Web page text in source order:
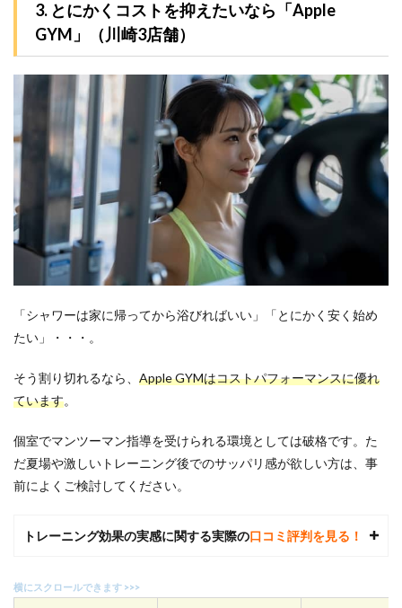
3. とにかくコストを抑えたいなら「Apple
GYM」（川崎3店舗）
「シャワーは家に帰ってから浴びればいい」「とにかく安く始め
たい」・・・。
そう割り切れるなら、 Apple GYMはコストパフォーマンスに優れ
ています。
個室でマンツーマン指導を受けられる環境としては破格です。た
だ夏場や激しいトレーニング後でのサッパリ感が欲しい方は、事
前によくご検討してください。
トレーニング効果の実感に関する実際の口コミ評判を見る！